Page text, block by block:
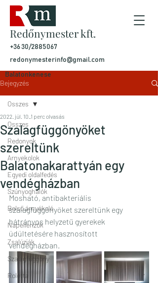
Redőnymester kft.
+36 30/2885067
redonymesterinfo@gmail.com
Balatonkenese
Bejegyzés
Osszes
Redonyok
Arnyekolok
Egyedi oldalfedés
Szúnyoghálók
Belső árnyékoló
Napellenzők
Zsalúziák
Szalagfüggöny
Roletta
Osszes
Szalagfüggönyöket
szereltünk
Balatonakarattyán egy
vendégházban
2022. júl. 10. 1 perc olvasás
Mosható, antibakteriális
szalagfüggönyöket szereltünk egy
hátrányos helyzetű gyerekek
üdültetésére hasznosított
vendégházban.